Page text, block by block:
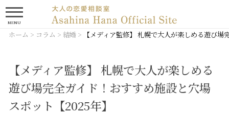
MENU
ホーム > コラム > 結婚> 【メディア監修】 札幌で大人が楽しめる遊び
【メディア監修】 札幌で大人が楽しめる
遊び場完全ガイド！おすすめ施設と穴場
スポット【2025年】